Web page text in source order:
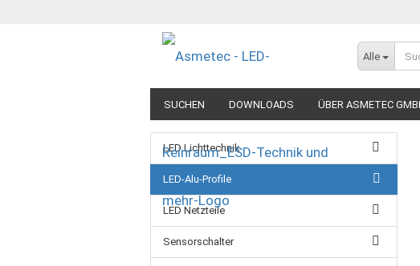
Alle
SUCHEN DOWNLOADS ÜBER ASMETEC
LED Lichttechnik
LED-Alu-Profile
LED Netzteile
Sensorschalter